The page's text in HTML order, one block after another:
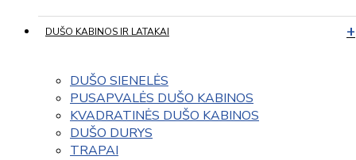
DUŠO KABINOS IR LATAKAI
DUŠO SIENELĖS
PUSAPVALĖS DUŠO KABINOS
KVADRATINĖS DUŠO KABINOS
DUŠO DURYS
TRAPAI